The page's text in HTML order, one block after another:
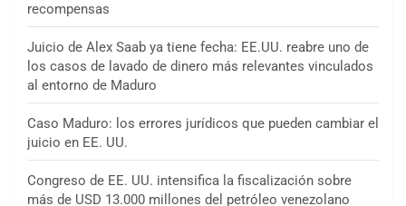
recompensas
Juicio de Alex Saab ya tiene fecha: EE.UU. reabre uno de
los casos de lavado de dinero más relevantes vinculados
al entorno de Maduro
Caso Maduro: los errores jurídicos que pueden cambiar el
juicio en EE. UU.
Congreso de EE. UU. intensifica la fiscalización sobre
más de USD 13.000 millones del petróleo venezolano